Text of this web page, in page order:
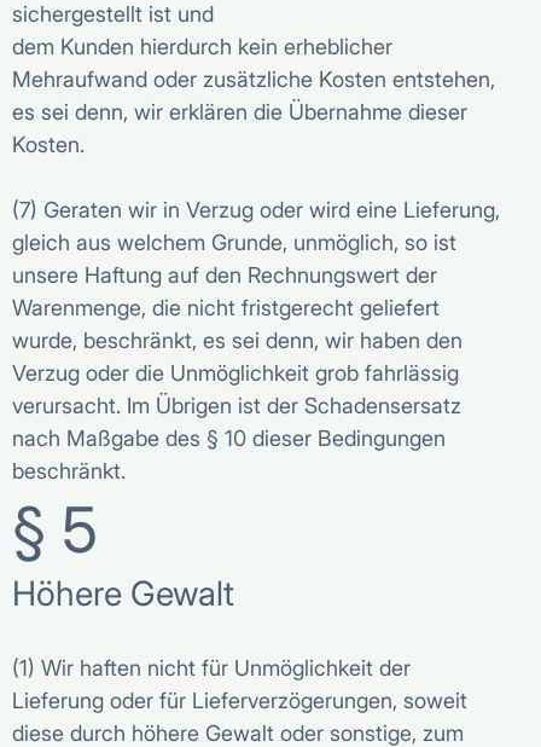
sichergestellt ist und
dem Kunden hierdurch kein erheblicher
Mehraufwand oder zusätzliche Kosten entstehen,
es sei denn, wir erklären die Übernahme dieser
Kosten.
(7) Geraten wir in Verzug oder wird eine Lieferung,
gleich aus welchem Grunde, unmöglich, so ist
unsere Haftung auf den Rechnungswert der
Warenmenge, die nicht fristgerecht geliefert
wurde, beschränkt, es sei denn, wir haben den
Verzug oder die Unmöglichkeit grob fahrlässig
verursacht. Im Übrigen ist der Schadensersatz
nach Maßgabe des § 10 dieser Bedingungen
beschränkt.
§ 5
Höhere Gewalt
(1) Wir haften nicht für Unmöglichkeit der
Lieferung oder für Lieferverzögerungen, soweit
diese durch höhere Gewalt oder sonstige, zum